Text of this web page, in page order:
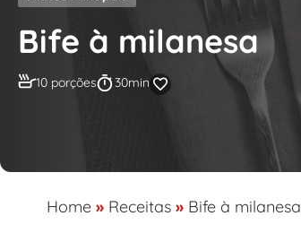
Bife à milanesa
10 porções 30min
Home » Receitas » Bife à milanesa